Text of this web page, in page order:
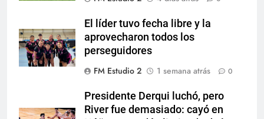
El líder tuvo fecha libre y la
aprovecharon todos los
perseguidores
FM Estudio 2
1 semana atrás 0
Presidente Derqui luchó, pero
River fue demasiado: cayó en